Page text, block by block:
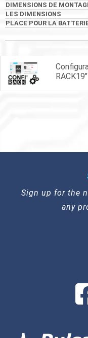
RACK19"
Sign up for the
any